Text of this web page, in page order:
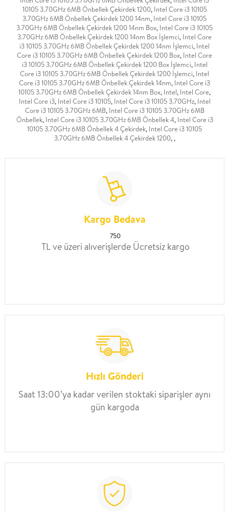
10105 3.70GHz 6MB Önbellek Çekirdek 1200, Intel Core i3 10105
3.70GHz 6MB Önbellek Çekirdek 1200 14nm, Intel Core i3 10105
3.70GHz 6MB Önbellek Çekirdek 1200 14nm Box, Intel Core i3 10105
3.70GHz 6MB Önbellek Çekirdek 1200 14nm Box İşlemci, Intel Core
i3 10105 3.70GHz 6MB Önbellek Çekirdek 1200 14nm İşlemci, Intel
Core i3 10105 3.70GHz 6MB Önbellek Çekirdek 1200 Box, Intel Core
i3 10105 3.70GHz 6MB Önbellek Çekirdek 1200 Box İşlemci, Intel
Core i3 10105 3.70GHz 6MB Önbellek Çekirdek 1200 İşlemci, Intel
Core i3 10105 3.70GHz 6MB Önbellek Çekirdek 14nm, Intel Core i3
10105 3.70GHz 6MB Önbellek Çekirdek 14nm Box, Intel, Intel Core,
Intel Core i3, Intel Core i3 10105, Intel Core i3 10105 3.70GHz, Intel
Core i3 10105 3.70GHz 6MB, Intel Core i3 10105 3.70GHz 6MB
Önbellek, Intel Core i3 10105 3.70GHz 6MB Önbellek 4, Intel Core i3
10105 3.70GHz 6MB Önbellek 4 Çekirdek, Intel Core i3 10105
3.70GHz 6MB Önbellek 4 Çekirdek 1200,,
Kargo Bedava
750
TL ve üzeri alıverişlerde Ücretsiz kargo
Hızlı Gönderi
Saat 13:00’ya kadar verilen stoktaki siparişler aynı
gün kargoda